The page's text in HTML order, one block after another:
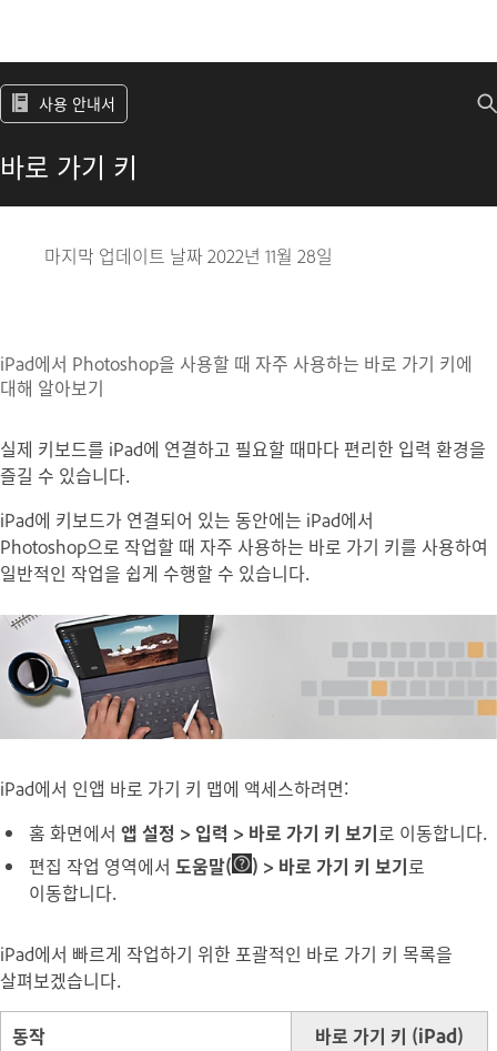
사용 안내서
바로 가기 키
마지막 업데이트 날짜2022년 11월 28일
iPad에서 Photoshop을 사용할 때 자주 사용하는 바로 가기 키에
대해 알아보기
실제 키보드를 iPad에 연결하고 필요할 때마다 편리한 입력 환경을
즐길 수 있습니다.
iPad에 키보드가 연결되어 있는 동안에는 iPad에서
Photoshop으로 작업할 때 자주 사용하는 바로 가기 키를 사용하여
일반적인 작업을 쉽게 수행할 수 있습니다.
iPad에서 인앱 바로 가기 키 맵에 액세스하려면:
홈 화면에서 앱 설정 > 입력 > 바로 가기 키 보기로 이동합니다.
편집 작업 영역에서 도움말( ) > 바로 가기 키 보기로
이동합니다.
iPad에서 빠르게 작업하기 위한 포괄적인 바로 가기 키 목록을
살펴보겠습니다.
동작
바로 가기 키 (iPad)